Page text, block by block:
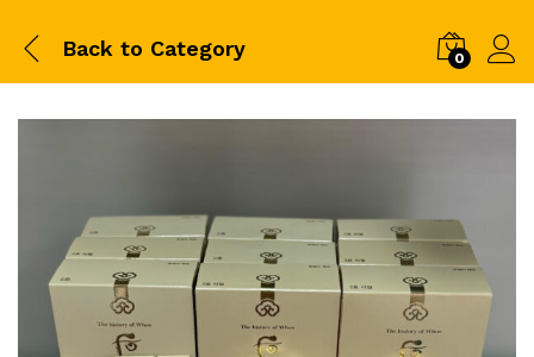
Back to Category 0